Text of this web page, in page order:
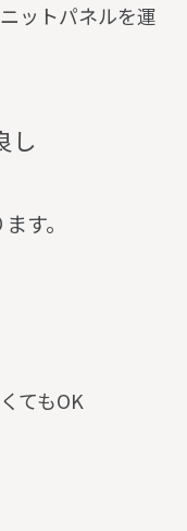
ニットパネルを運
し
す。
もOK